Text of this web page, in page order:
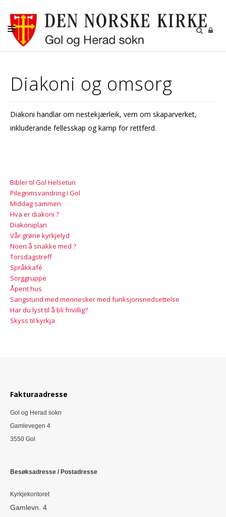
BARN OG UNGE
KYRKJER OG KYRKJEGARDAR
Diakoni og omsorg
Diakoni handlar om nestekjærleik, vern om skaparverket,
inkluderande fellesskap og kamp for rettferd.
Bibler til Gol Helsetun
Pilegrimsvandring i Gol
Middag sammen
Hva er diakoni ?
Diakoniplan
Vår grøne kyrkjelyd
Noen å snakke med ?
Torsdagstreff
Språkkafé
Sorggruppe
Åpent hus
Sangstund med mennesker med funksjonsnedsettelse
Har du lyst til å bli frivillig?
Skyss til kyrkja
Fakturaadresse
Gol og Herad sokn
Gamlevegen 4
3550 Gol
Besøksadresse / Postadresse
Kyrkjekontoret
Gamlevn. 4